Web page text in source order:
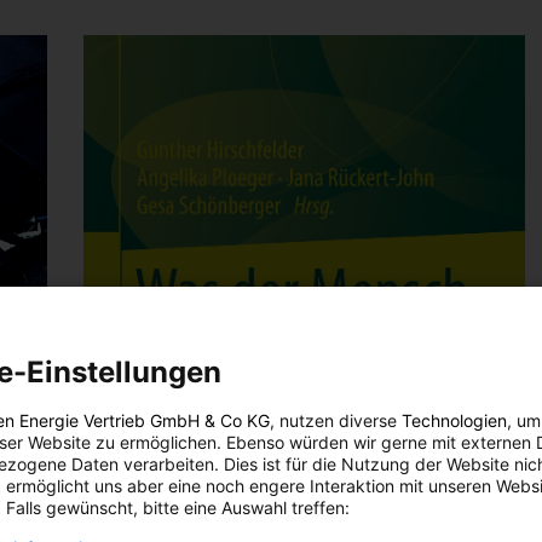
Einstellungen
Energie Vertrieb GmbH & Co KG, nutzen diverse Technologien,
Website zu ermöglichen. Ebenso würden wir gerne mit externen
Daten verarbeiten. Dies ist für die Nutzung der Website
ermöglicht uns aber eine noch engere Interaktion mit unseren
Falls gewünscht, bitte eine Auswahl treffen: